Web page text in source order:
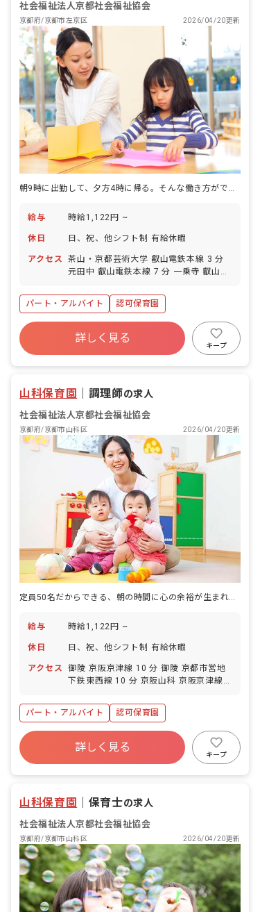
社会福祉法人京都社会福祉協会
京都府/京都市左京区 2026/04/20更新
朝9時に出勤して、夕方4時に帰る。そんな働き方ができる保育園
給与 時給1,122円 ~
休日 日、祝、他シフト制 有給休暇
アクセス
茶山・京都芸術大学 叡山電鉄本線 3 分
元田中 叡山電鉄本線 7 分 一乗寺 叡山電
出町柳 京阪本線 16 分
パート・アルバイト 認可保育園
詳しく見る
キープ
山科保育園 調理師の求人
社会福祉法人京都社会福祉協会
京都府/京都市山科区 2026/04/20更新
給与 時給1,122円 ~
休日 日、祝、他シフト制 有給休暇
アクセス
御陵 京阪京津線 10 分 御陵 京都市営地
下鉄東西線 10 分 京阪山科 京阪京津線
山科 JR湖西線 14 分
パート・アルバイト 認可保育園
詳しく見る
キープ
山科保育園 保育士の求人
社会福祉法人京都社会福祉協会
京都府/京都市山科区 2026/04/20更新